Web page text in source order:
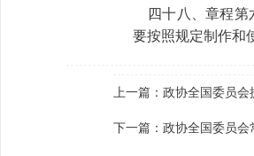
四十八、章程第
要按照规定制作和
上一篇： 政协全国委员会
下一篇： 政协全国委员会